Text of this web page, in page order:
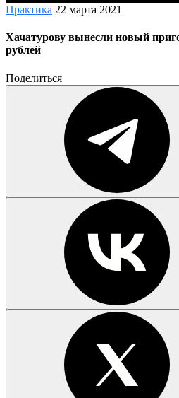
Практика 22 марта 2021
Хачатурову вынесли новый
рублей
Поделиться